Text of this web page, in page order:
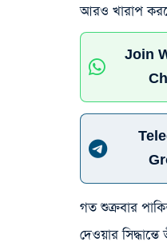
আরও খারাপ
Join
গত শুক্রবার
দেওয়ার